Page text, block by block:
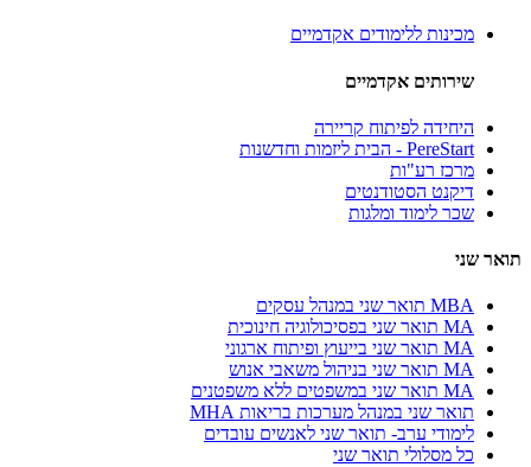
מכינות ללימודים אקדמיים
שירותים אקדמיים
היחידה לפיתוח קריירה
PereStart - הבית ליזמות וחדשנות
מרכז רע"ות
דיקנט הסטודנטים
שכר לימוד ומלגות
תואר שני
MBA תואר שני במנהל עסקים
MA תואר שני בפסיכולוגיה חינוכית
MA תואר שני בייעוץ ופיתוח ארגוני
MA תואר שני בניהול משאבי אנוש
MA תואר שני במשפטים ללא משפטנים
תואר שני במנהל מערכות בריאות MHA
לימודי ערב- תואר שני לאנשים עובדים
כל מסלולי תואר שני